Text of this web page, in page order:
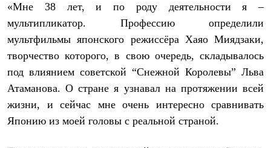
Утепленная пухом
Куртки
Жилеты
Утепленная синтетикой
Куртки
Брюки
Штормовая одежда
Куртки
Софтшелл одежда
Куртки
«Мне 38 лет, и по роду деятельности я –
мультипликатор. Профессию определили
мультфильмы японского режиссёра Хаяо Миядзаки,
творчество которого, в свою очередь, складывалось
под влиянием советской “Снежной Королевы” Льва
Атаманова. О стране я узнавал на протяжении всей
жизни, и сейчас мне очень интересно сравнивать
Японию из моей головы с реальной страной.